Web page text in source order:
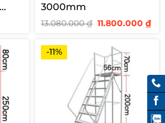
3000mm
13.080.000₫ Giá
gốc
13.080.000 ₫.
11.800.000₫Giá
-11%